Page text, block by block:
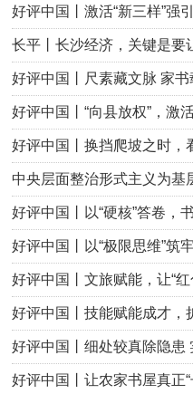
好评中国丨激活“新三样”强
长平丨长沙经济，关键是要
好评中国丨尺素藏文脉 家书
好评中国丨“向县放权”，激
好评中国丨换挡爬坡之时
中央层面整治形式主义为
好评中国丨以“硬核”答卷，
好评中国丨以“极限思维”筑
好评中国丨文旅赋能，让“
好评中国丨技能赋能成才
好评中国丨细处较真除隐患
好评中国丨让农家书屋真正